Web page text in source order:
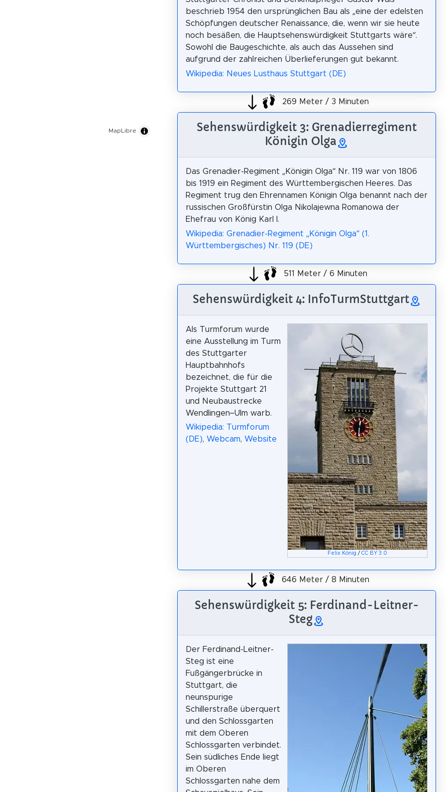
MapLibre
beschrieb 1954 den ursprünglichen Bau als „eine der edelsten
Schöpfungen deutscher Renaissance, die, wenn wir sie heute
noch besäßen, die Hauptsehenswürdigkeit Stuttgarts wäre“.
Sowohl die Baugeschichte, als auch das Aussehen sind
aufgrund der zahlreichen Überlieferungen gut bekannt.
Wikipedia: Neues Lusthaus Stuttgart (DE)
269 Meter / 3 Minuten
Sehenswürdigkeit 3: Grenadierregiment
Königin Olga
Das Grenadier-Regiment „Königin Olga“ Nr. 119 war von 1806
bis 1919 ein Regiment des Württembergischen Heeres. Das
Regiment trug den Ehrennamen Königin Olga benannt nach der
russischen Großfürstin Olga Nikolajewna Romanowa der
Ehefrau von König Karl I.
Wikipedia: Grenadier-Regiment „Königin Olga“ (1.
Württembergisches) Nr. 119 (DE)
511 Meter / 6 Minuten
Sehenswürdigkeit 4: InfoTurmStuttgart
Felix König /CC BY 3.0
Als Turmforum wurde
eine Ausstellung im Turm
des Stuttgarter
Hauptbahnhofs
bezeichnet, die für die
Projekte Stuttgart 21
und Neubaustrecke
Wendlingen–Ulm warb.
Wikipedia: Turmforum
(DE), Webcam, Website
646 Meter / 8 Minuten
Sehenswürdigkeit 5: Ferdinand-Leitner-
Steg
Der Ferdinand-Leitner-
Steg ist eine
Fußgängerbrücke in
Stuttgart, die
neunspurige
Schillerstraße überquert
und den Schlossgarten
mit dem Oberen
Schlossgarten verbindet.
Sein südliches Ende liegt
im Oberen
Schlossgarten nahe dem